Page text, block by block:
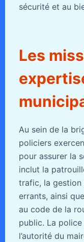
sécurité et au
Les
Au sein de la
policiers
pour assurer la
inclut la
trafic, la gestion
errants, ainsi
au code de la
public. La
l’autorité du